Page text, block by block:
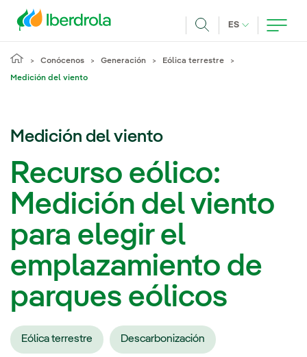
ES IDIOMA
Conócenos Generación Eólica terrestre
Medición del viento
Medición del viento
Recurso eólico:
Medición del viento
para elegir el
emplazamiento de
parques eólicos
Eólica terrestre Descarbonización